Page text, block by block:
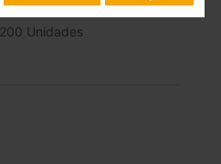
200 Unidades